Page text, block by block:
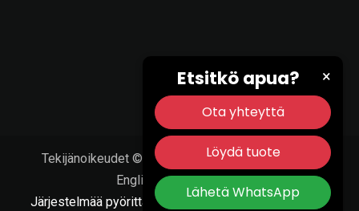
×
Etsitkö apua?
Ota yhteyttä
Löydä tuote
Lähetä WhatsApp
Tekijänoikeudet © Porvoon Työkalu & Tarvike Oy
English (US)
|
Suomi
Järjestelmää pyörittää
- Numero #1 Avoimen